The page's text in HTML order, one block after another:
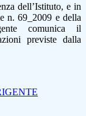
dell’Istituto, e in
n. 69_2009 e della
comunica il
previste dalla